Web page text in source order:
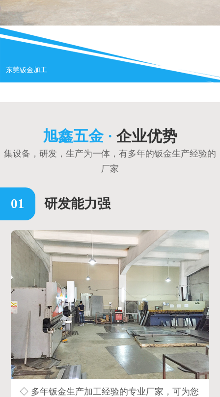
东莞钣金加工
旭鑫五金 · 企业优势
集设备，研发，生产为一体，有多年的钣金生产经验的
厂家
研发能力强
◇ 多年钣金生产加工经验的专业厂家，可为您